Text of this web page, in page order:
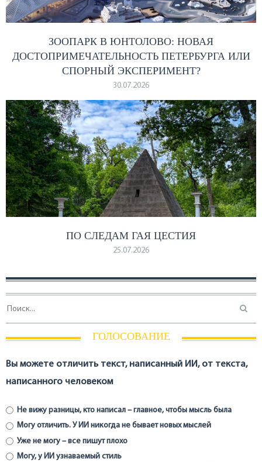
ЗООПАРК В ЮНТОЛОВО: НОВАЯ
ДОСТОПРИМЕЧАТЕЛЬНОСТЬ ПЕТЕРБУРГА ИЛИ
СПОРНЫЙ ЭКСПЕРИМЕНТ?
30.07.2026
ПО СЛЕДАМ ГАЯ ЦЕСТИЯ
25.07.2026
ГОЛОСОВАНИЕ
Вы можете отличить текст, написанный ИИ, от текста,
написанного человеком
Не вижу разницы, кто написал – главное, чтобы мысль была
Могу отличить. У ИИ никогда не бывает новых мыслей
Уже не могу – все пишут плохо
Могу, у ИИ узнаваемый стиль